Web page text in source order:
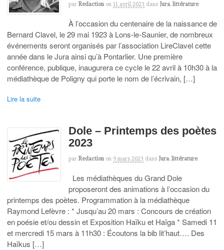
par Redaction on 11 avril 2023 dans Jura, littérature
À l’occasion du centenaire de la naissance de
Bernard Clavel, le 29 mai 1923 à Lons-le-Saunier, de nombreux
événements seront organisés par l’association LireClavel cette
année dans le Jura ainsi qu’à Pontarlier. Une première
conférence, publique, inaugurera ce cycle le 22 avril à 10h30 à la
médiathèque de Poligny qui porte le nom de l’écrivain, […]
Lire la suite
Dole – Printemps des poètes
2023
par Redaction on 9 mars 2023 dans Jura, littérature
Les médiathèques du Grand Dole
proposeront des animations à l’occasion du
printemps des poètes. Programmation à la médiathèque
Raymond Lefèvre : * Jusqu’au 20 mars : Concours de création
en poésie et/ou dessin et Exposition Haïku et Haïga * Samedi 11
et mercredi 15 mars à 11h30 : Écoutons la bib lit’haut…. Des
Haïkus […]